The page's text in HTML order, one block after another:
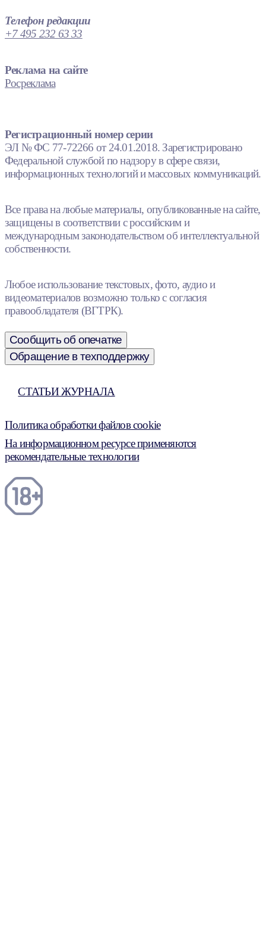
Телефон редакции
+7 495 232 63 33
Реклама на сайте
Росреклама
Регистрационный номер серии
ЭЛ № ФС 77-72266 от 24.01.2018. Зарегистрировано
Федеральной службой по надзору в сфере связи,
информационных технологий и массовых коммуникаций.
Все права на любые материалы, опубликованные на сайте,
защищены в соответствии с российским и
международным законодательством об интеллектуальной
собственности.
Любое использование текстовых, фото, аудио и
видеоматериалов возможно только с согласия
правообладателя (ВГТРК).
Сообщить об опечатке
Обращение в техподдержку
СТАТЬИ ЖУРНАЛА
Политика обработки файлов cookie
На информационном ресурсе применяются
рекомендательные технологии